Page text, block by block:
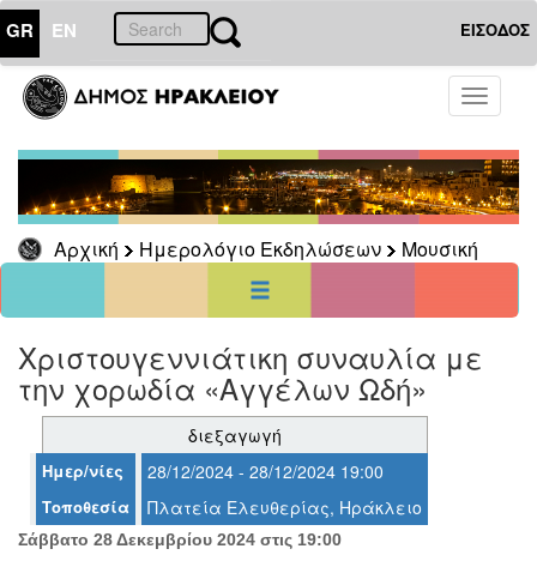
GR EN ΕΙΣΟΔΟΣ
Toggle
Αρχική Ημερολόγιο Εκδηλώσεων Μουσική
01Ιανουάριος
2000
Τρι Τετ Πεμ Παρ Σαβ
1
2
9
10 11 12 13 14
15
22
<<
σήμερα >>
ΗΜΕΡΟΛΟΓΙΟ
ΕΚΔΗΛΩΣΕΩΝ
Μουσική
Χριστουγεννιάτικη συναυλία με
την χορωδία «Αγγέλων Ωδή»
διεξαγωγή
Ημερ/νίες 28/12/2024 - 28/12/2024 19:00
Τοποθεσία Πλατεία Ελευθερίας, Ηράκλειο
Σάββατο 28 Δεκεμβρίου 2024 στις 19:00